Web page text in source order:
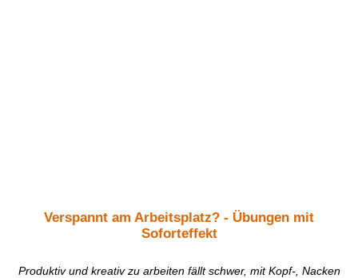
Verspannt am Arbeitsplatz? - Übungen mit
Soforteffekt
Produktiv und kreativ zu arbeiten fällt schwer, mit Kopf-, Nacken